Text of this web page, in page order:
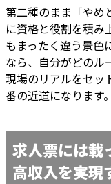
第二種のまま「やめ
に資格と役割を積み
もまったく違う景色
なら、自分がどのル
現場のリアルをセッ
番の近道になります。
求人票には載
高収入を実現